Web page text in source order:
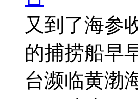
又到了海参
的捕捞船早
台濒临黄渤